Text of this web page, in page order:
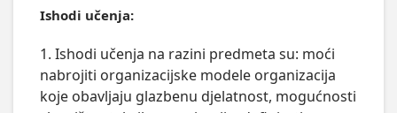
Ishodi učenja:
1. Ishodi učenja na razini predmeta su: moći
nabrojiti organizacijske modele organizacija
koje obavljaju glazbenu djelatnost, mogućnosti